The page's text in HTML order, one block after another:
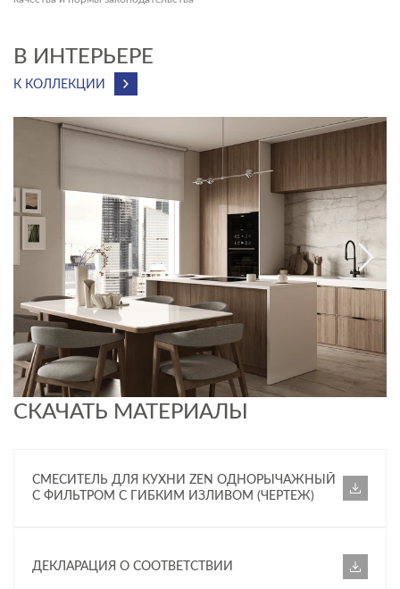
Надёжный керамический картридж, рассчитанный на 500
тыс. циклов
Канал для фильтрованной воды
Гибкий излив, изготовленный из безопасного термостойкого
силикона
Аэратор Neoperl для экономии воды
Функция Cold-start для установки смесителя вплотную к
4 трендовых цвета
В ИНТЕРЬЕРЕ
К КОЛЛЕКЦИИ
СКАЧАТЬ МАТЕРИАЛЫ
СМЕСИТЕЛЬ ДЛЯ КУХНИ ZEN ОДНОРЫЧАЖНЫЙ
С ФИЛЬТРОМ С ГИБКИМ ИЗЛИВОМ (ЧЕРТЕЖ)
ДЕКЛАРАЦИЯ О СООТВЕТСТВИИ